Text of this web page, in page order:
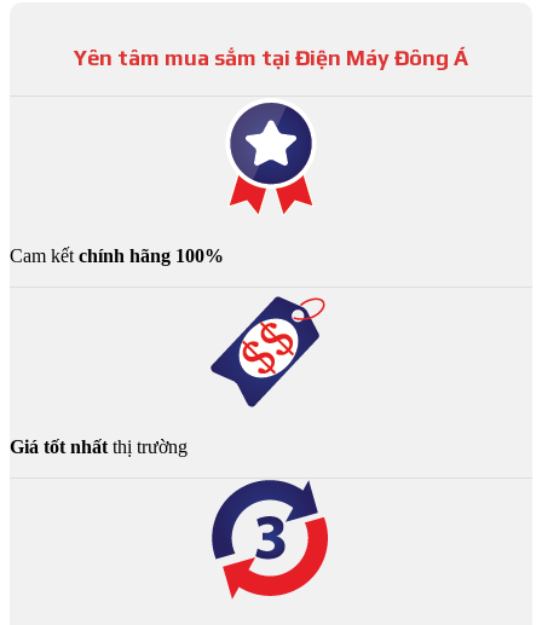
Yên tâm mua sắm tại Điện Máy Đông Á
Cam kết chính hãng 100%
Giá tốt nhất thị trường